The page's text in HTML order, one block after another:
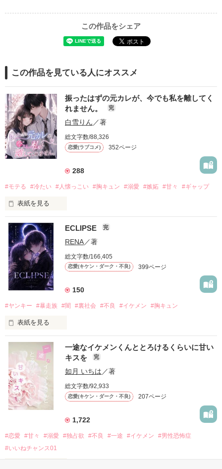
この作品をシェア
この作品を見ている人にオススメ
振ったはずの元カレが、今でも私を離してく
れません。
完
白雪りん ／著
総文字数/88,326
恋愛(ラブコメ) 352ページ
288
#モテる #冷たい #人懐っこい #胸キュン #溺愛 #嫉妬 #甘々 #ギャップ
表紙を見る
「好きだったから、別れを選んだ。」
モテる人を好きになるのが怖かった。
だから私は、中学時代に大好きだった彼を自分から振った。
もう会うことはないと思っていたのに、
高校生になって再会した彼は、隣の学校で”王子様”と呼ばれる
他の女の子には冷たいのに
私にだけ昔と変わらない笑顔を向けてくる。
「澪ちゃん。」
それは止まっていた恋が再び動き始める合図──。
✨.ﾟ･*..☆.｡.:*✨.☆.｡.:. *:ﾟ✨.ﾟ･*..☆.｡.:*✨
冴木澪-SaekiMio
×
ECLIPSE 完
RENA／著
総文字数/166,405
恋愛(キケン・ダーク・不良) 399ページ
150
#ヤンキー #暴走族 #闇 #裏社会 #不良 #イケメン #胸キュン
表紙を見る
表紙画像はAIです
作品を読む
一途なイケメンくんととろけるくらいに甘い
キスを
完
如月 いちは／著
総文字数/92,933
恋愛(キケン・ダーク・不良) 207ページ
1,722
#恋愛 #甘々 #溺愛 #独占欲 #不良 #一途 #イケメン
#男性恐怖症
#いいねチャンス01